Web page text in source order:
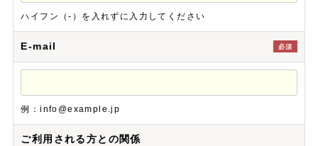
ハイフン（-）を入れずに入力してください
E-mail 必須
例：info@example.jp
ご利用される方との関係